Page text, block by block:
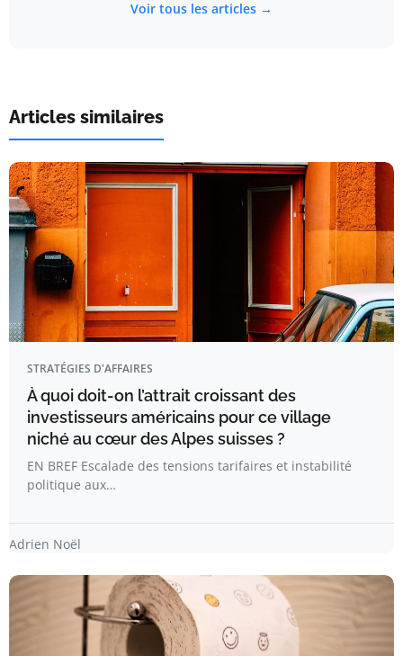
Voir tous les articles →
Articles similaires
STRATÉGIES D'AFFAIRES
À quoi doit-on l’attrait croissant des
investisseurs américains pour ce village
niché au cœur des Alpes suisses ?
EN BREF Escalade des tensions tarifaires et instabilité
politique aux…
Adrien Noël